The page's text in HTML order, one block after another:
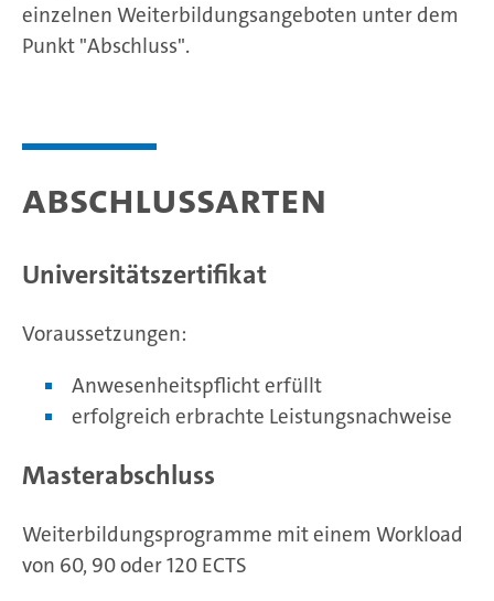
einzelnen Weiterbildungsangeboten unter dem
Punkt "Abschluss".
Abschlussarten
Universitätszertifikat
Voraussetzungen:
Anwesenheitspflicht erfüllt
erfolgreich erbrachte Leistungsnachweise
Masterabschluss
Weiterbildungsprogramme mit einem Workload
von 60, 90 oder 120 ECTS